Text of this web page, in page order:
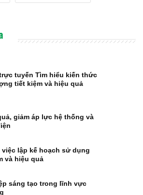
tuyến Tìm hiểu kiến thức
tiết kiệm và hiệu quả
giảm áp lực hệ thống và
lập kế hoạch sử dụng
và hiệu quả
sáng tạo trong lĩnh vực